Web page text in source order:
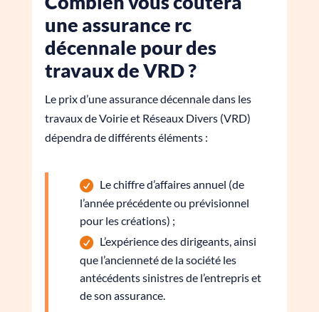
une assurance rc
décennale pour des
travaux de VRD ?
Le prix d’une assurance décennale dans les
travaux de Voirie et Réseaux Divers (VRD)
dépendra de différents éléments :
Le chiffre d’affaires annuel (de
l’année précédente ou prévisionnel
pour les créations) ;
L’expérience des dirigeants, ainsi
que l’ancienneté de la société les
antécédents sinistres de l’entrepris et
de son assurance.